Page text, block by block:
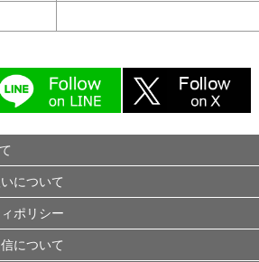
について
ポリシー
について